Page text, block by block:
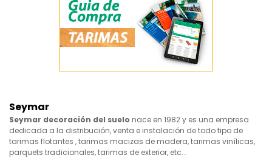
Seymar
Seymar decoración del suelo nace en 1982 y es una empresa
dedicada a la distribución, venta e instalación de todo tipo de
tarimas flotantes , tarimas macizas de madera, tarimas vinílicas,
parquets tradicionales, tarimas de exterior, etc...